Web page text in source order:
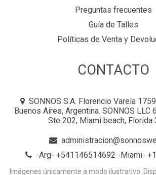
Preguntas frecuentes
Guía de Talles
Políticas de Venta y
CONTACTO
SONNOS S.A. Florencio Varela
Buenos Aires, Argentina. SONNOS LLC
Ste 202, Miami beach, Florida
-Arg- +541146514692 -Miami-
Imágenes únicamente a modo ilustrativo.